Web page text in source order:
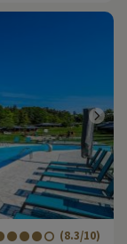
(8.3/10)